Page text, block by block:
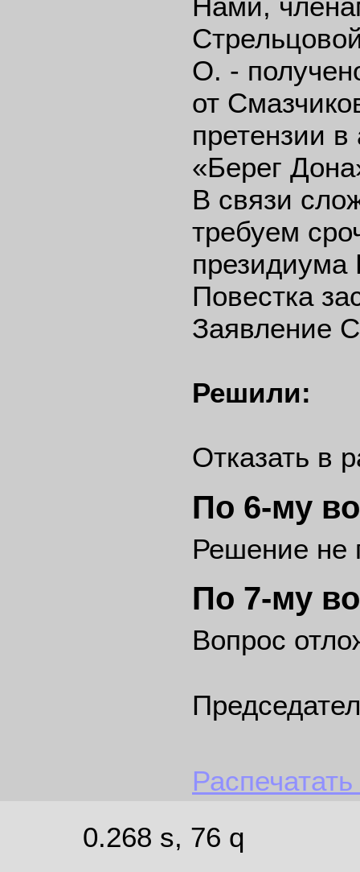
О. -
от
претензии
«Берег
В связи
требуем
Повестка
Заявление
Решили:
Отказать в
По 6-му
Решение не
По 7-му
Вопрос
0.268 s, 76 q